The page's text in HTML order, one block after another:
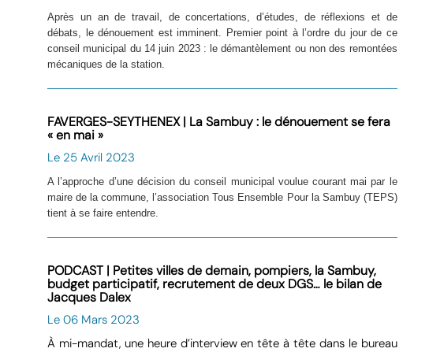
Après un an de travail, de concertations, d’études, de réflexions et de
débats, le dénouement est imminent. Premier point à l’ordre du jour de ce
conseil municipal du 14 juin 2023 : le démantèlement ou non des remontées
mécaniques de la station.
FAVERGES-SEYTHENEX | La Sambuy : le dénouement se fera
« en mai »
Le 25 Avril 2023
A l’approche d’une décision du conseil municipal voulue courant mai par le
maire de la commune, l’association Tous Ensemble Pour la Sambuy (TEPS)
tient à se faire entendre.
PODCAST | Petites villes de demain, pompiers, la Sambuy,
budget participatif, recrutement de deux DGS… le bilan de
Jacques Dalex
Le 06 Mars 2023
À mi-mandat, une heure d’interview en tête à tête dans le bureau